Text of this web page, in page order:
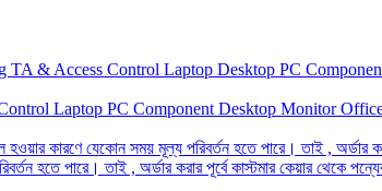
TA & Access Control Laptop Desktop PC
Laptop PC Component Desktop Monitor
হওয়ার কারণে যেকোন সময় মূল্য পরিবর্তন হতে পারে। তাই ,
হতে পারে। তাই , অর্ডার করার পূর্বে কাস্টমার কেয়ার